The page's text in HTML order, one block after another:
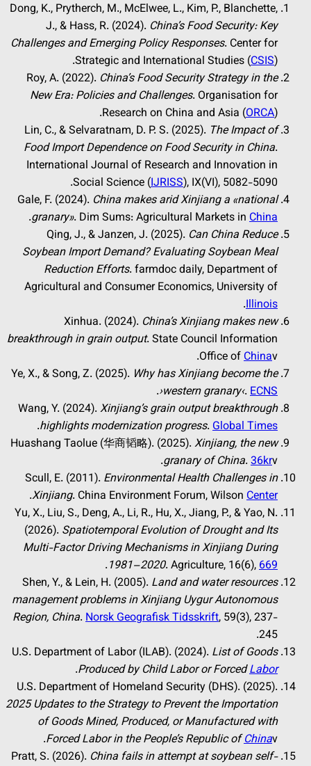
Dong, K., Prytherch, M., McElwee, L., Kim, P., Blanchette,
J., & Hass, R. (2024). China’s Food Security: Key
Challenges and Emerging Policy Responses. Center for
Strategic and International Studies (CSIS).
Roy, A. (2022). China’s Food Security Strategy in the
New Era: Policies and Challenges. Organisation for
Research on China and Asia (ORCA).
Lin, C., & Selvaratnam, D. P. S. (2025). The Impact of
Food Import Dependence on Food Security in China.
International Journal of Research and Innovation in
Social Science (IJRISS), IX(VI), 5082-5090.
Gale, F. (2024). China makes arid Xinjiang a «national
granary». Dim Sums: Agricultural Markets in China
.
Qing, J., & Janzen, J. (2025). Can China Reduce
Soybean Import Demand? Evaluating Soybean Meal
Reduction Efforts. farmdoc daily, Department of
Agricultural and Consumer Economics, University of
Illinois
.
Xinhua. (2024). China’s Xinjiang makes new
breakthrough in grain output. State Council Information
Office ofChinav.
Ye, X., & Song, Z. (2025). Why has Xinjiang become the
›western granary‹. ECNS
.
Wang, Y. (2024). Xinjiang’s grain output breakthrough
highlights modernization progress. Global Times
.
Huashang Taolue (华商韬略). (2025). Xinjiang, the new
granary of China. 36krv.
Scull, E. (2011). Environmental Health Challenges in
Xinjiang. China Environment Forum, Wilson Center
.
Yu, X., Liu, S., Deng, A., Li, R., Hu, X., Jiang, P., & Yao, N.
(2026). Spatiotemporal Evolution of Drought and Its
Multi-Factor Driving Mechanisms in Xinjiang During
1981–2020. Agriculture, 16(6),669
.
Shen, Y., & Lein, H. (2005). Land and water resources
management problems in Xinjiang Uygur Autonomous
Region, China. Norsk Geografisk Tidsskrift, 59(3), 237-
245.
U.S. Department of Labor (ILAB). (2024). List of Goods
Produced by Child Labor or ForcedLabor
.
U.S. Department of Homeland Security (DHS). (2025).
2025 Updates to the Strategy to Prevent the Importation
of Goods Mined, Produced, or Manufactured with
Forced Labor in the People’s Republic ofChinav.
Pratt, S. (2026). China fails in attempt at soybean self-